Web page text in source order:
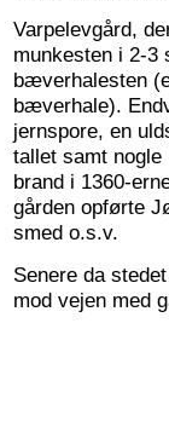
Varpelevgård,
munkesten i 2-
bæverhalesten
bæverhale).
jernspore, en
tallet samt
brand i 1360-
gården opførte
smed o.s.v.
Senere da
mod vejen med